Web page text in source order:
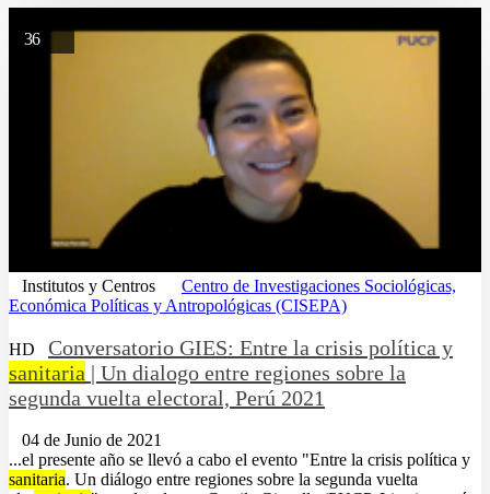
36
Institutos y Centros
Centro de Investigaciones Sociológicas,
Económica Políticas y Antropológicas (CISEPA)
HD
Conversatorio GIES: Entre la crisis política y
sanitaria | Un dialogo entre regiones sobre la
segunda vuelta electoral, Perú 2021
04 de Junio de 2021
...el presente año se llevó a cabo el evento "Entre la crisis política y
sanitaria. Un diálogo entre regiones sobre la segunda vuelta